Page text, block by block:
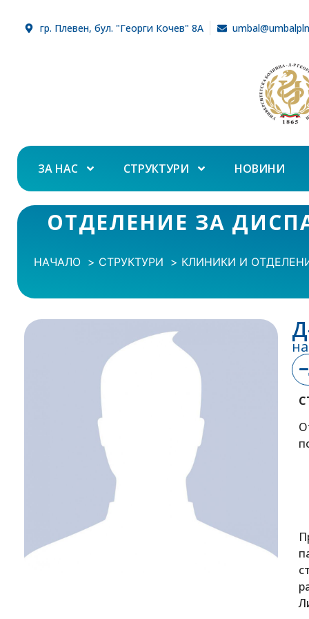
гр. Плевен, бул. "Георги Кочев" 8А
ЗА НАС СТРУКТУРИ НОВИНИ
ОТДЕЛЕНИЕ ЗА
НАЧАЛО СТРУКТУРИ КЛИНИКИ И